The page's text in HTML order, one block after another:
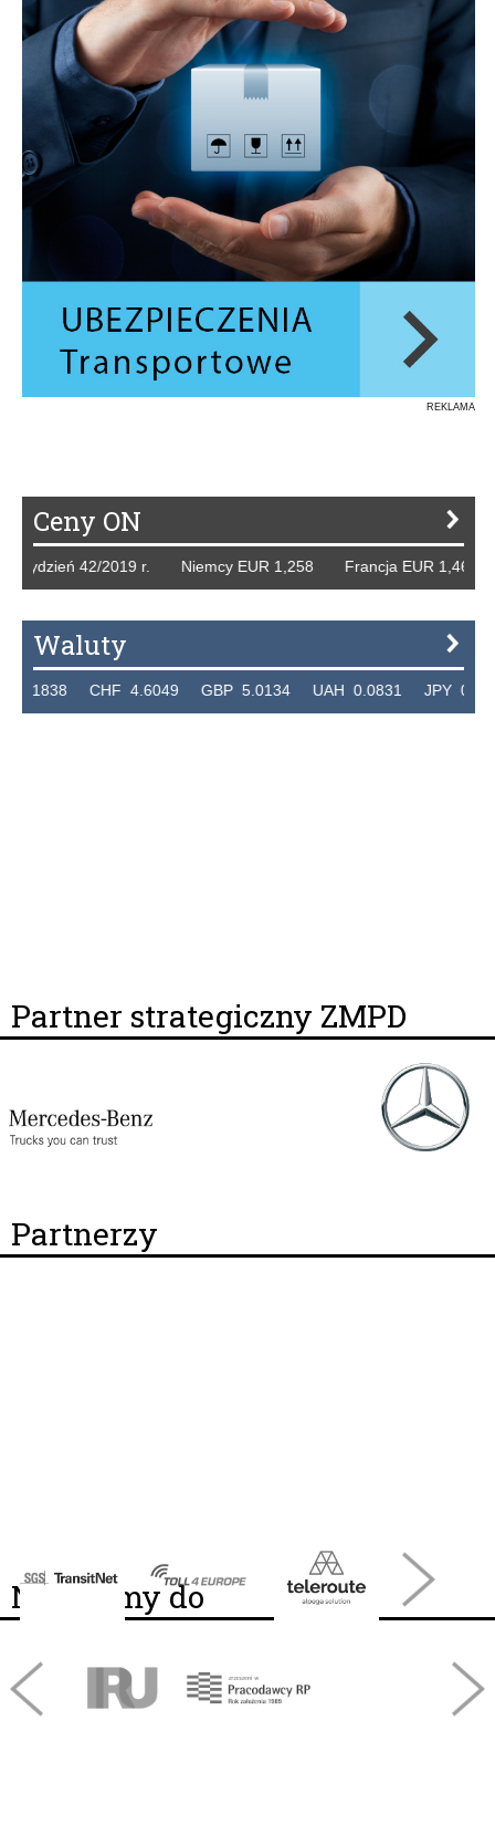
REKLAMA
Ceny ON
2019 r. Niemcy EUR 1,258 Francja EUR 1,468
Waluty
4.6049 GBP 5.0134 UAH 0.0831 JPY 0.02359
Partner strategiczny ZMPD
Partnerzy
Należymy do